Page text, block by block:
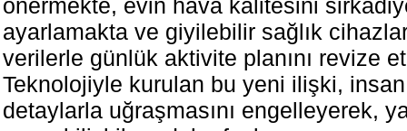
önermekte, evin hava kalitesini
ayarlamakta ve giyilebilir sağlık
verilerle günlük aktivite planını revize
Teknolojiyle kurulan bu yeni ilişki,
detaylarla uğraşmasını engelleyerek,